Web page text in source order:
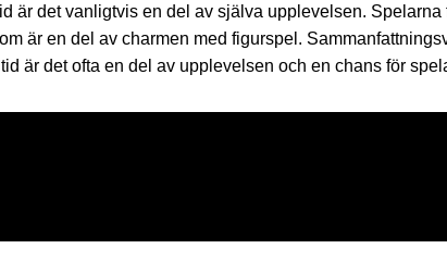
är det vanligtvis en del av själva upplevelsen.
är en del av charmen med figurspel.
är det ofta en del av upplevelsen och en chans för